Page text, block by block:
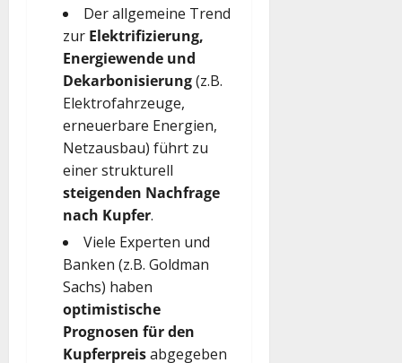
Der allgemeine Trend
zur Elektrifizierung,
Energiewende und
Dekarbonisierung(z.B.
Elektrofahrzeuge,
erneuerbare Energien,
Netzausbau) führt zu
einer strukturell
steigenden Nachfrage
nach Kupfer.
Viele Experten und
Banken (z.B. Goldman
Sachs) haben
optimistische
Prognosen für den
Kupferpreisabgegeben